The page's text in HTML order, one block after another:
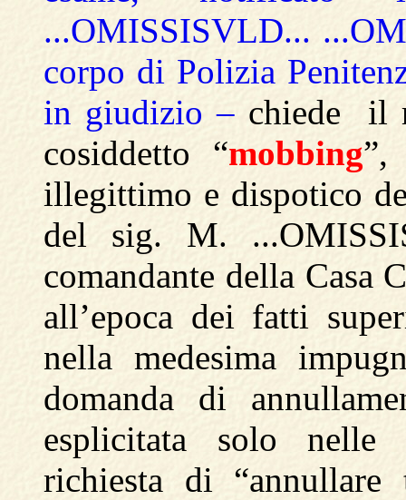
...OMISSISVLD...
corpo di Polizia
in giudizio – chiede il
cosiddetto “mobbing”,
illegittimo e dispotico
del sig. M.
comandante della Casa
all’epoca dei fatti
nella medesima
domanda di
esplicitata solo nelle
richiesta di “annullare